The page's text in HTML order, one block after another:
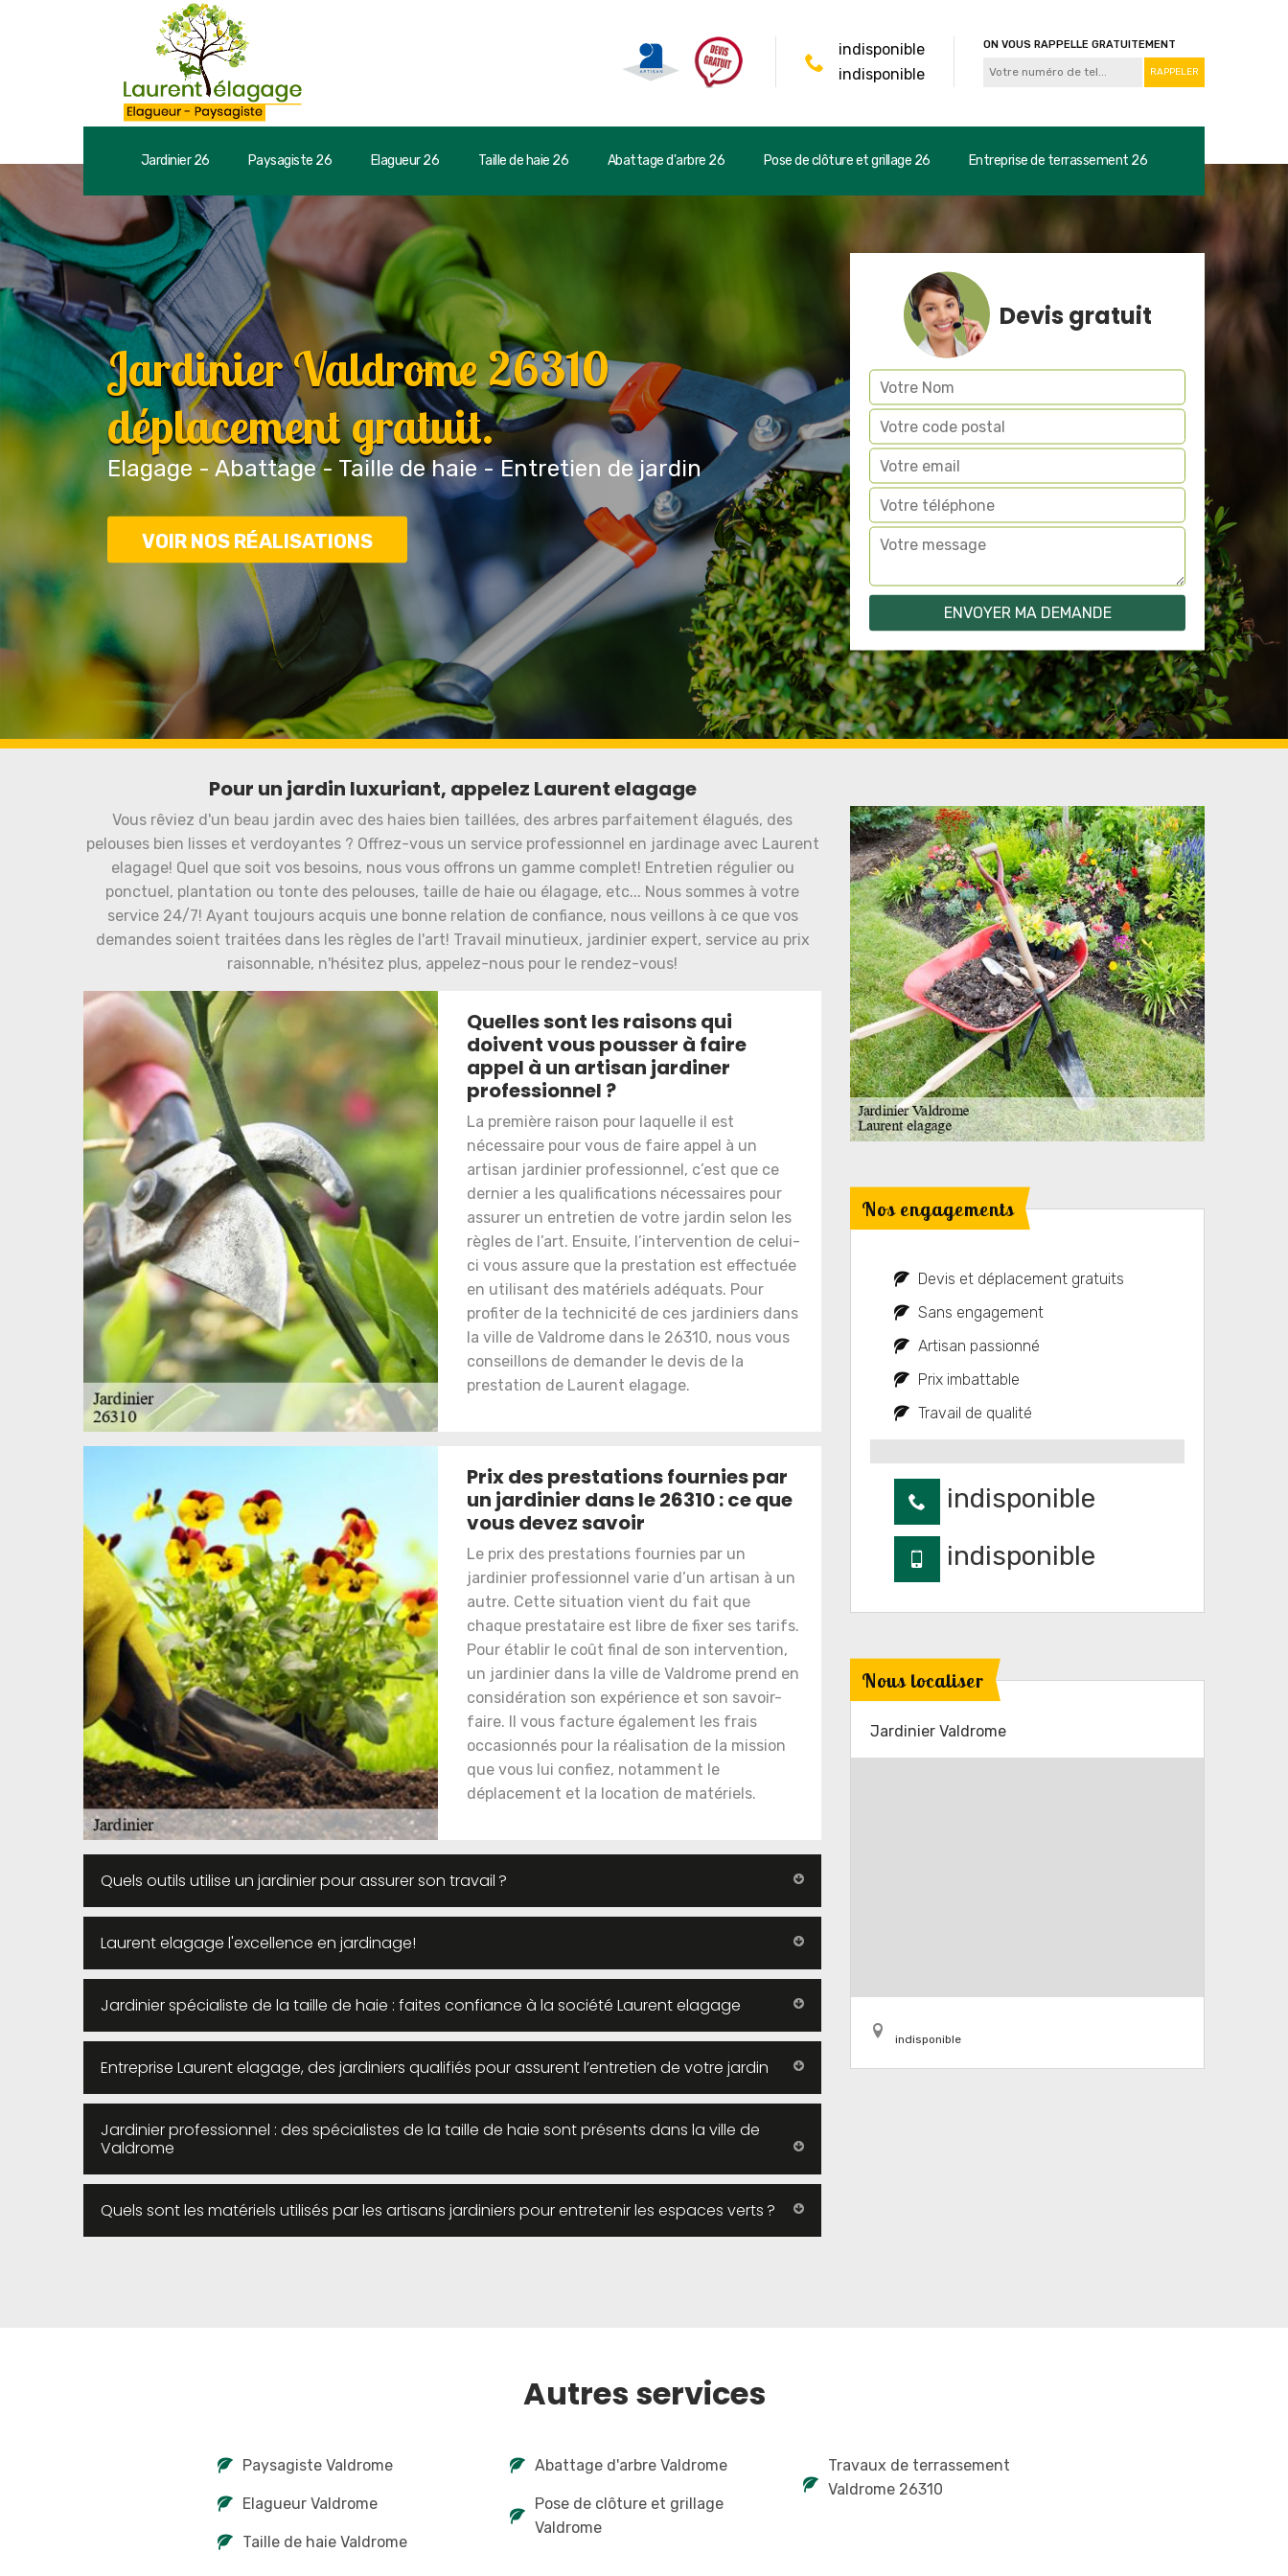
indisponible
indisponible
ON VOUS RAPPELLE GRATUITEMENT
Jardinier 26 Paysagiste 26 Elagueur 26 Taille de haie 26 Abattage d'arbre 26 Pose de clôture et grillage 26 Entreprise de terrassement 26
Jardinier Valdrome 26310
déplacement gratuit.
Elagage - Abattage - Taille de haie - Entretien de jardin
VOIR NOS RÉALISATIONS
Devis gratuit
Pour un jardin luxuriant, appelez Laurent elagage
Vous rêviez d'un beau jardin avec des haies bien taillées, des arbres parfaitement élagués, des
pelouses bien lisses et verdoyantes ? Offrez-vous un service professionnel en jardinage avec Laurent
elagage! Quel que soit vos besoins, nous vous offrons un gamme complet! Entretien régulier ou
ponctuel, plantation ou tonte des pelouses, taille de haie ou élagage, etc... Nous sommes à votre
service 24/7! Ayant toujours acquis une bonne relation de confiance, nous veillons à ce que vos
demandes soient traitées dans les règles de l'art! Travail minutieux, jardinier expert, service au prix
raisonnable, n'hésitez plus, appelez-nous pour le rendez-vous!
Quelles sont les raisons qui
doivent vous pousser à faire
appel à un artisan jardiner
professionnel ?
La première raison pour laquelle il est
nécessaire pour vous de faire appel à un
artisan jardinier professionnel, c’est que ce
dernier a les qualifications nécessaires pour
assurer un entretien de votre jardin selon les
règles de l’art. Ensuite, l’intervention de celui-
ci vous assure que la prestation est effectuée
en utilisant des matériels adéquats. Pour
profiter de la technicité de ces jardiniers dans
la ville de Valdrome dans le 26310, nous vous
conseillons de demander le devis de la
prestation de Laurent elagage.
Prix des prestations fournies par
un jardinier dans le 26310 : ce que
vous devez savoir
Le prix des prestations fournies par un
jardinier professionnel varie d’un artisan à un
autre. Cette situation vient du fait que
chaque prestataire est libre de fixer ses tarifs.
Pour établir le coût final de son intervention,
un jardinier dans la ville de Valdrome prend en
considération son expérience et son savoir-
faire. Il vous facture également les frais
occasionnés pour la réalisation de la mission
que vous lui confiez, notamment le
déplacement et la location de matériels.
Quels outils utilise un jardinier pour assurer son travail ?
Laurent elagage l'excellence en jardinage!
Jardinier spécialiste de la taille de haie : faites confiance à la société Laurent elagage
Entreprise Laurent elagage, des jardiniers qualifiés pour assurent l’entretien de votre jardin
Jardinier professionnel : des spécialistes de la taille de haie sont présents dans la ville de
Valdrome
Quels sont les matériels utilisés par les artisans jardiniers pour entretenir les espaces verts ?
Nos engagements
Devis et déplacement gratuits
Sans engagement
Artisan passionné
Prix imbattable
Travail de qualité
indisponible
indisponible
Nous localiser
Jardinier Valdrome
indisponible
Autres services
Paysagiste Valdrome
Elagueur Valdrome
Taille de haie Valdrome
Abattage d'arbre Valdrome
Pose de clôture et grillage
Valdrome
Travaux de terrassement
Valdrome 26310